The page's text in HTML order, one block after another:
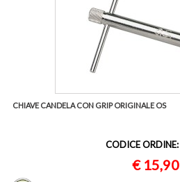
CHIAVE CANDELA CON GRIP ORIGINALE OS
CODICE ORDINE:
€ 15,90